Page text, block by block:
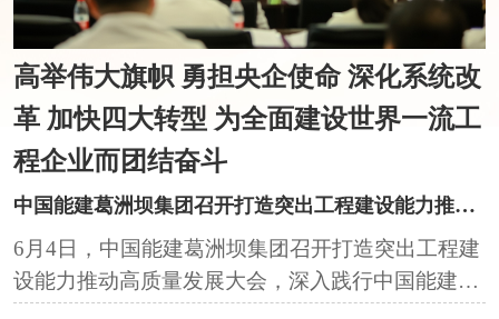
高举伟大旗帜 勇担央企使命 深化系统改
革 加快四大转型 为全面建设世界一流工
程企业而团结奋斗
中国能建葛洲坝集团召开打造突出工程建设能力推动高质量发展大会
6月4日，中国能建葛洲坝集团召开打造突出工程建
设能力推动高质量发展大会，深入践行中国能建